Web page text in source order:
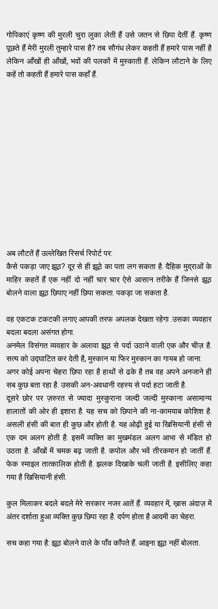
गोपिकाएं कृष्ण की मुरली चुरा लुका लेती हैं उसे जतन से छिपा देतीं हैं. कृष्ण
पूछते हैं मेरी मुरली तुम्हारे पास है? तब सौगंध लेकर कहती हैं हमारे पास नहीं है
लेकिन आँखों ही आँखों, भवों की पलकों में मुस्काती हैं. लेकिन लौटाने के लिए
कहें तो कहती हैं हमारे पास कहाँ हैं.
अब लौटतें हैं उल्लेखित रिसर्च रिपोर्ट पर:
कैसे पकड़ा जाए झूठ? दूर से ही झूठे का पता लग सकता है. दैहिक मुद्राओं के
माहिर कहतें हैं एक नहीं दो नहीं चार चार ऐसे आसान तरीके हैं जिनसे झूठ
बोलने वाला झूठ छिपाए नहीं छिपा सकता. पकड़ा जा सकता है.
वह एकटक टकटकी लगाए आपकी तरफ अपलक देखता रहेगा .उसका व्यवहार
बदला बदला असंगत होगा.
अनमेल विसंगत व्यवहार के अलावा झूठ से पर्दा उठाने वाली एक और चीज़ है.
सत्य को उद्घाटित कर देती है, मुस्कान या फिर मुस्कान का गायब हो जाना.
अगर कोई अपना चेहरा छिपा रहा है हाथों से ढके है तब वह अपने अनजाने ही
सब कुछ बता रहा है. उसकी अन-अवधानी रहस्य से पर्दा हटा जाती है.
दूसरे छोर पर ज़रुरत से ज्यादा मुस्कुराना जल्दी जल्दी मुस्काना असामान्य
हालातों की ओर ही इशारा है. यह सच को छिपाने की ना-कामयाब कोशिश है.
असली हंसी की बात ही कुछ और होती है. यह ओढ़ी हुई या खिसियानी हंसी से
एक दम अलग होती है. इसमें व्यक्ति का मुखमंडल अलग आभा से मंडित हो
उठता है. आँखों में चमक बढ़ जाती है. कपोल और भवें तीरकमान हो जातीं हैं.
फेक स्माइल तात्कालिक होती है. झलक दिखाके चली जाती है. इसीलिए कहा
गया है खिसियानी हंसी.
कुल मिलाकर बदले बदले मेरे सरकार नजर आतें हैं. व्यवहार में, ख़ास अंदाज़ में
अंतर दर्शाता हुआ व्यक्ति कुछ छिपा रहा है. दर्पण होता है आदमी का चेहरा.
सच कहा गया है: झूठ बोलने वाले के पाँव काँपते हैं. आइना झूठ नहीं बोलता.